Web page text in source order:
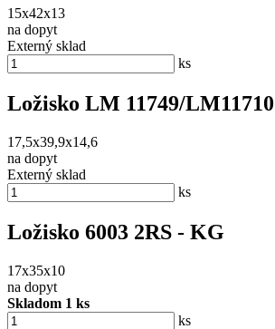
15x42x13
na dopyt
Externý sklad
ks
Ložisko LM 11749/
17,5x39,9x14,6
na dopyt
Externý sklad
ks
Ložisko 6003 2RS - KG
17x35x10
na dopyt
Skladom 1 ks
ks